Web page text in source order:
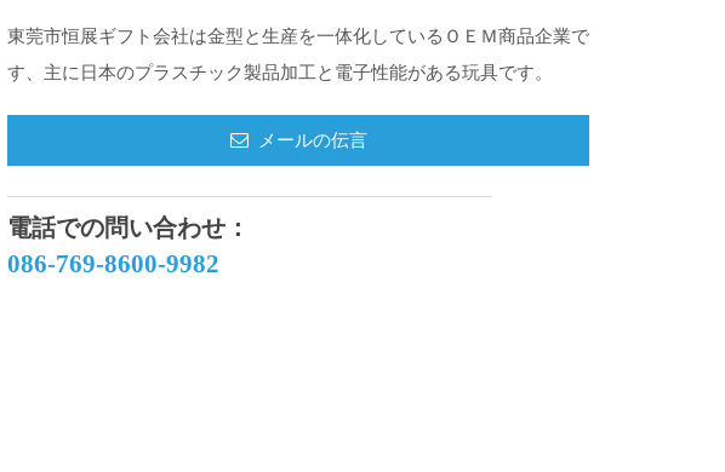
東莞市恒展ギフト会社は金型と生産を一体化しているＯＥＭ商品企業で
す、主に日本のプラスチック製品加工と電子性能がある玩具です。
メールの伝言
電話での問い合わせ：
086-769-8600-9982